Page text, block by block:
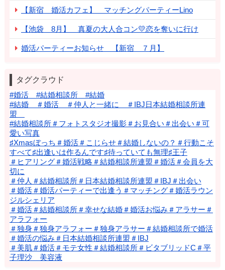
【新宿 婚活カフェ】 マッチングパーティーLino
【池袋 8月】 真夏の大人合コン💛恋を奪いに行け
婚活パーティーお知らせ 【新宿 ７月】
タグクラウド
#婚活 #結婚相談所 #結婚
#結婚 ＃婚活 ＃仲人と一緒に ＃IBJ日本結婚相談所連
盟
#結婚相談所＃フォトスタジオ撮影＃お見合い＃出会い＃可
愛い写真
♯Xmasぼっち＃婚活＃こじらせ＃結婚しないの？＃行動こそ
すべて♯出逢いは作るんです♯待っていても無理♯王子
＃ヒアリング＃婚活戦略＃結婚相談所連盟＃婚活＃会員を大
切に
＃仲人＃結婚相談所＃日本結婚相談所連盟＃IBJ＃出会い
＃婚活＃婚活パーティーで出逢う＃マッチング＃婚活ラウン
ジルシェリア
＃婚活＃結婚相談所＃幸せな結婚＃婚活お悩み＃アラサー＃
アラフォー
＃独身＃独身アラフォー＃独身アラサー＃結婚相談所で婚活
＃婚活の悩み＃日本結婚相談所連盟＃IBJ
＃美肌＃婚活＃モテ女性＃結婚相談所＃ビタブリッドC＃平
子理沙 美容液